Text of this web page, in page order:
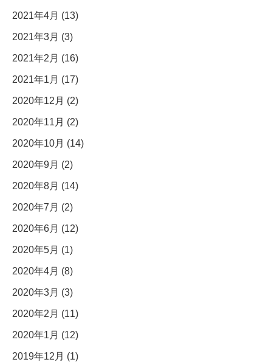
2021年4月 (13)
2021年3月 (3)
2021年2月 (16)
2021年1月 (17)
2020年12月 (2)
2020年11月 (2)
2020年10月 (14)
2020年9月 (2)
2020年8月 (14)
2020年7月 (2)
2020年6月 (12)
2020年5月 (1)
2020年4月 (8)
2020年3月 (3)
2020年2月 (11)
2020年1月 (12)
2019年12月 (1)